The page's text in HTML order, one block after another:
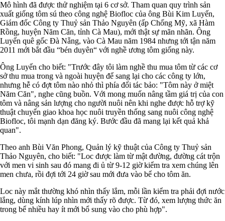
Mô hình đã được thử nghiệm tại 6 cơ sở. Tham quan quy trình sản
xuất giống tôm sú theo công nghệ Biofloc của ông Bùi Kim Luyến,
Giám đốc Công ty Thuỷ sản Thảo Nguyên (ấp Chống Mỹ, xã Hàm
Rồng, huyện Năm Căn, tỉnh Cà Mau), mới thật sự mãn nhãn. Ông
Luyến quê gốc Ðà Nẵng, vào Cà Mau năm 1984 nhưng tới tận năm
2011 mới bắt đầu “bén duyên“ với nghề ương tôm giống này.
Ông Luyến cho biết: "Trước đây tôi làm nghề thu mua tôm từ các cơ
sở thu mua trong và ngoài huyện để sang lại cho các công ty lớn,
nhưng hễ có đợt tôm nào nhỏ thì phía đối tác bảo: "Tôm này ở miệt
Năm Căn", nghe cũng buồn. Với mong muốn nâng tầm giá trị của con
tôm và nâng sản lượng cho người nuôi nên khi nghe được hỗ trợ kỹ
thuật chuyển giao khoa học nuôi truyền thống sang nuôi công nghệ
Biofloc, tôi mạnh dạn đăng ký. Bước đầu đã mang lại kết quả khả
quan".
Theo anh Bùi Văn Phong, Quản lý kỹ thuật của Công ty Thuỷ sản
Thảo Nguyên, cho biết: "Loc được làm từ mật đường, đường cát trộn
với men vi sinh sau đó mang đi ủ từ 9-12 giờ kiểm tra xem chúng lên
men chưa, rồi đợi tới 24 giờ sau mới đưa vào bể cho tôm ăn.
Loc này mắt thường khó nhìn thấy lắm, mỗi lần kiểm tra phải đợi nước
lắng, dùng kính lúp nhìn mới thấy rõ được. Từ đó, xem lượng thức ăn
trong bể nhiều hay ít mới bổ sung vào cho phù hợp".